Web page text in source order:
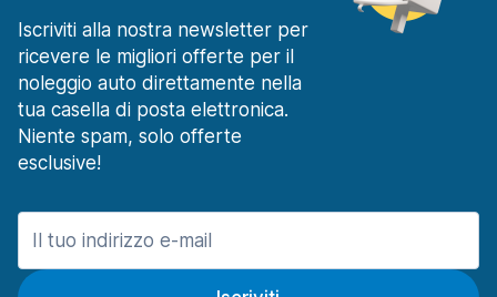
Iscriviti alla nostra newsletter per
ricevere le migliori offerte per il
noleggio auto direttamente nella
tua casella di posta elettronica.
Niente spam, solo offerte
esclusive!